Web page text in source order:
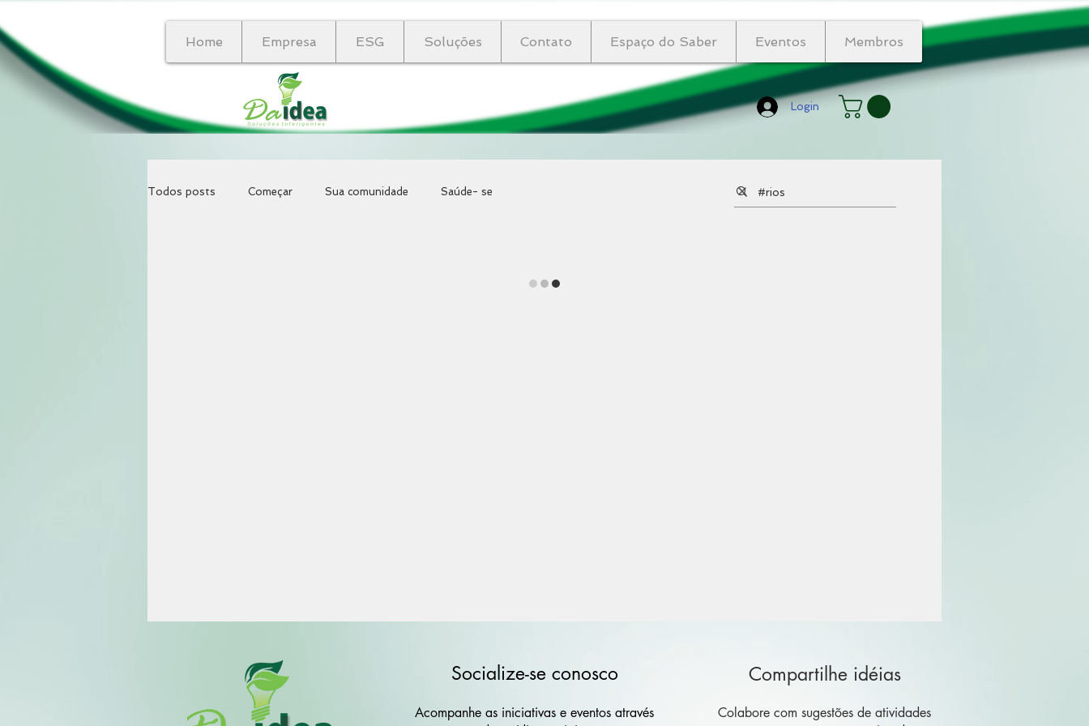
Home Empresa ESG Soluções Contato Espaço do Saber Eventos Membros
Login
Todos posts Começar Sua comunidade Saúde- se
Socialize-se conosco
Acompanhe as iniciativas e eventos através
Compartilhe idéias
Colabore com sugestões de atividades